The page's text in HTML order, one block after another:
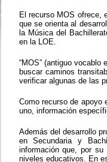
El recurso MOS ofrece,
que se orienta al
la Música del
en la LOE.
“MOS” (antiguo
buscar caminos
verificar algunas de las
Como recurso de
uno, información
Además del desarrollo
en Secundaria y
información que, por
niveles educativos. En